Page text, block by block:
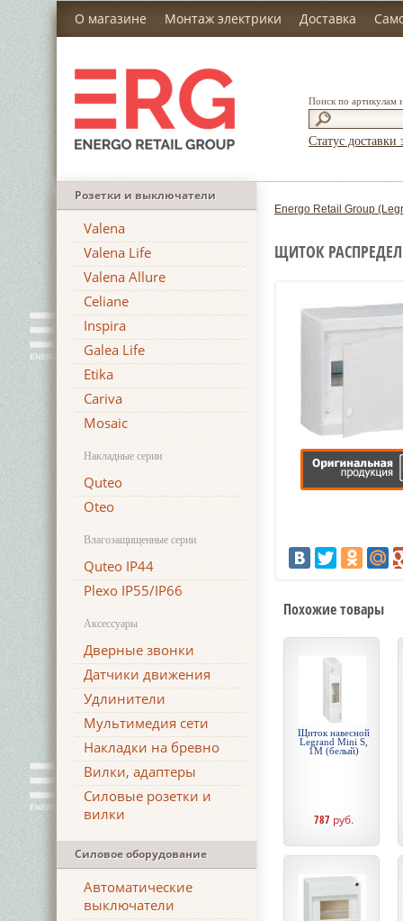
О магазине Монтаж электрики Доставка
Поиск по артикулам
Статус доставки
Розетки и выключатели
Valena
Valena Life
Valena Allure
Celiane
Inspira
Galea Life
Etika
Cariva
Mosaic
Накладные серии
Quteo
Oteo
Влагозащищенные серии
Quteo IP44
Plexo IP55/IP66
Аксессуары
Дверные звонки
Датчики движения
Удлинители
Мультимедия сети
Накладки на бревно
Вилки, адаптеры
Силовые розетки и
вилки
Силовое оборудование
Автоматические
выключатели
Energo Retail Group
ЩИТОК
Похожие товары
Щиток навесной
Legrand Mini S,
1М (белый)
787 руб.